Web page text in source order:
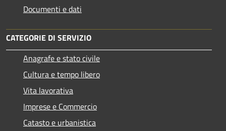
Documenti e dati
CATEGORIE DI SERVIZIO
Anagrafe e stato civile
Cultura e tempo libero
Vita lavorativa
Imprese e Commercio
Catasto e urbanistica